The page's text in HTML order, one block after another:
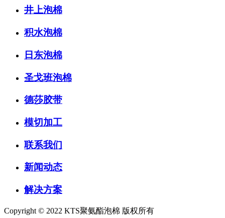
井上泡棉
积水泡棉
日东泡棉
圣戈班泡棉
德莎胶带
模切加工
联系我们
新闻动态
解决方案
Copyright © 2022 KTS聚氨酯泡棉 版权所有